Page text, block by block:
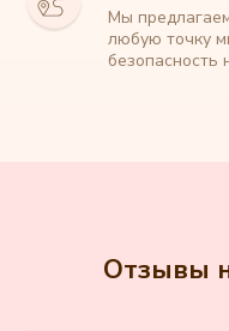
Мы
любую точку
безопасность
Отзывы